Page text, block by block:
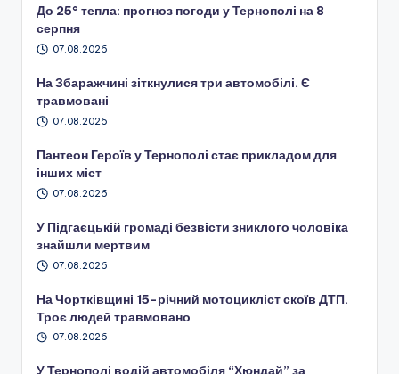
До 25° тепла: прогноз погоди у Тернополі на 8
серпня
07.08.2026
На Збаражчині зіткнулися три автомобілі. Є
травмовані
07.08.2026
Пантеон Героїв у Тернополі стає прикладом для
інших міст
07.08.2026
У Підгаєцькій громаді безвісти зниклого чоловіка
знайшли мертвим
07.08.2026
На Чортківщині 15-річний мотоцикліст скоїв ДТП.
Троє людей травмовано
07.08.2026
У Тернополі водій автомобіля “Хюндай” за